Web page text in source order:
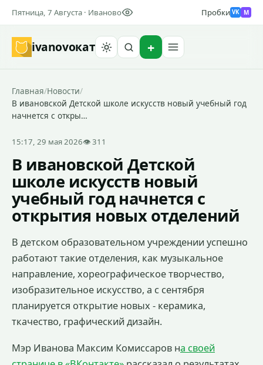
Пятница, 7 Августа · Иваново Пробки VK M
ivanovoкат
Главная/Новости/
В ивановской Детской школе искусств новый учебный год
начнется с откры…
15:17, 29 мая 2026👁 311
В ивановской Детской
школе искусств новый
учебный год начнется с
открытия новых отделений
В детском образовательном учреждении успешно
работают такие отделения, как музыкальное
направление, хореографическое творчество,
изобразительное искусство, а с сентября
планируется открытие новых - керамика,
ткачество, графический дизайн.
Мэр Иванова Максим Комиссаров на своей